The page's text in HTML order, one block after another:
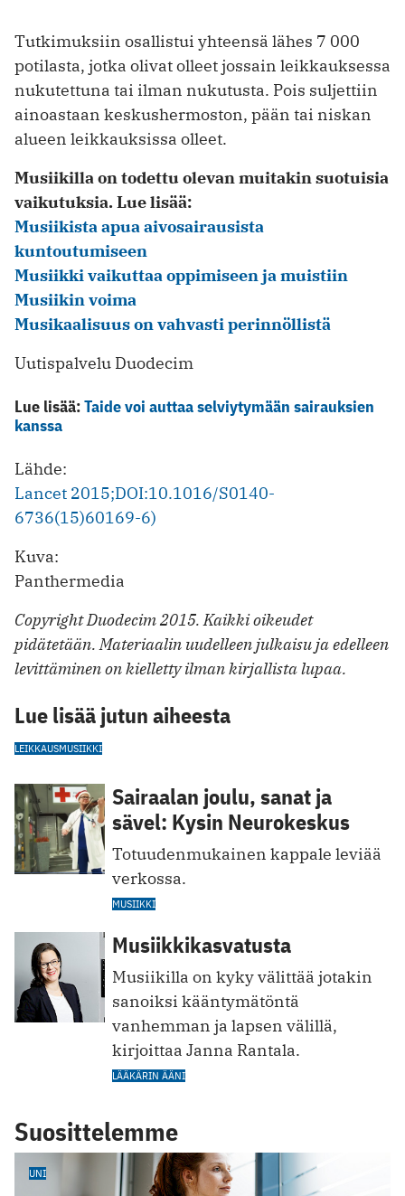
Tutkimuksiin osallistui yhteensä lähes 7 000
potilasta, jotka olivat olleet jossain leikkauksessa
nukutettuna tai ilman nukutusta. Pois suljettiin
ainoastaan keskushermoston, pään tai niskan
alueen leikkauksissa olleet.
Musiikilla on todettu olevan muitakin suotuisia
vaikutuksia. Lue lisää:
Musiikista apua aivosairausista
kuntoutumiseen
Musiikki vaikuttaa oppimiseen ja muistiin
Musiikin voima
Musikaalisuus on vahvasti perinnöllistä
Uutispalvelu Duodecim
Lue lisää:Taide voi auttaa selviytymään sairauksien
kanssa
Lähde:
Lancet 2015;DOI:10.1016/S0140-
6736(15)60169-6)
Kuva:
Panthermedia
Copyright Duodecim 2015. Kaikki oikeudet
pidätetään. Materiaalin uudelleen julkaisu ja edelleen
levittäminen on kielletty ilman kirjallista lupaa.
Lue lisää jutun aiheesta
LEIKKAUSMUSIIKKI
Sairaalan joulu, sanat ja
sävel: Kysin Neurokeskus
Totuudenmukainen kappale leviää
verkossa.
MUSIIKKI
Musiikkikasvatusta
Musiikilla on kyky välittää jotakin
sanoiksi kääntymätöntä
vanhemman ja lapsen välillä,
kirjoittaa Janna Rantala.
LÄÄKÄRIN ÄÄNI
Suosittelemme
UNI